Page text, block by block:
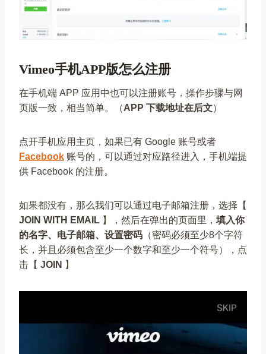
Vimeo手机APP版怎么注册
在手机端 APP 应用中也可以注册账号，操作步骤与网
页版一致，相当简单。（APP 下载地址在后文）
点开手机应用主页，如果已有 Google 账号或者
Facebook 账号的，可以通过对应路径进入，手机端提
供 Facebook 的注册。
如果都没有，那么我们可以通过电子邮箱注册，选择【
JOIN WITH EMAIL 】，然后在弹出的页面里， 填入你
的名字、电子邮箱、设置密码 （密码必须至少8个字符
长，并且必须包含至少一个数字和至少一个符号），点
击【 JOIN 】